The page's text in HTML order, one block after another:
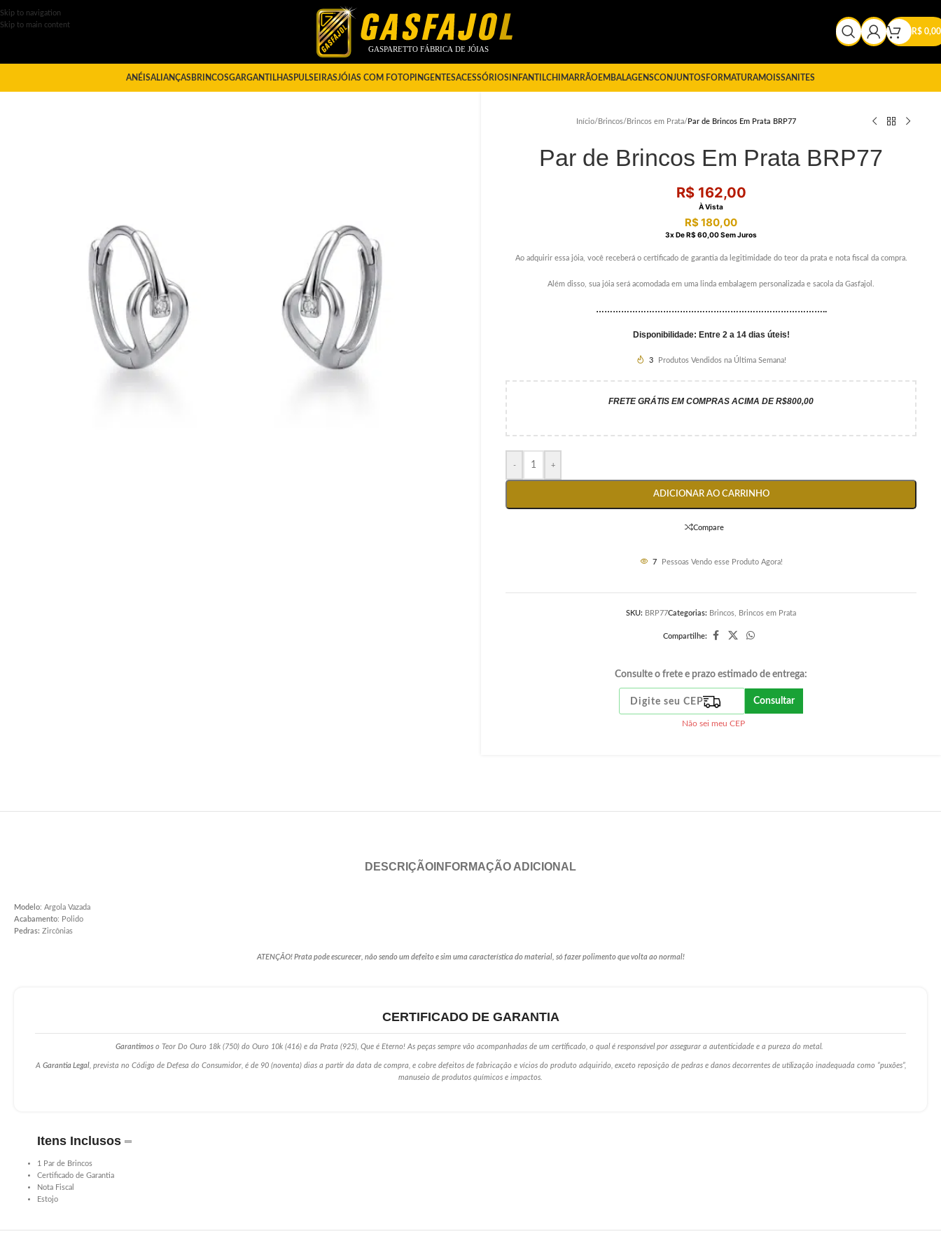
Skip to navigation
Skip to main content
R$ 0,00
ANÉISALIANÇAS BRINCOSGARGANTILHAS PULSEIRASJÓIAS COM FOTOPINGENTESACESSÓRIOS INFANTILCHIMARRÃOEMBALAGENSCONJUNTOS FORMATURAMOISSANITES
Início/ Brincos/ Brincos em Prata/ Par de Brincos Em Prata BRP77
Par de Brincos Em Prata BRP77
R$162,00
À Vista
R$180,00
3X DeR$ 60,00Sem Juros
Ao adquirir essa jóia, você receberá o certificado de garantia da legitimidade do teor da prata e nota fiscal da compra.
Além disso, sua jóia será acomodada em uma linda embalagem personalizada e sacola da Gasfajol.
………………………………………………………………………..
Disponibilidade: Entre 2 a 14 dias úteis!
3 Produtos Vendidos na Última Semana!
FRETE GRÁTIS EM COMPRAS ACIMA DE R$800,00
- +
ADICIONAR AO CARRINHO
Compare
7 Pessoas Vendo esse Produto Agora!
SKU: BRP77Categorias: Brincos Brincos em Prata
Compartilhe:
Consulte o frete e prazo estimado de entrega:
Consultar
Não sei meu CEP
DESCRIÇÃO INFORMAÇÃO ADICIONAL
Modelo: Argola Vazada
Acabamento: Polido
Pedras: Zircônias
ATENÇÃO! Prata pode escurecer, não sendo um defeito e sim uma característica do material, só fazer polimento que volta ao normal!
CERTIFICADO DE GARANTIA
Garantimos o Teor Do Ouro 18k (750) do Ouro 10k (416) e da Prata (925), Que é Eterno! As peças sempre vão acompanhadas de um certificado, o qual é responsável por assegurar a autenticidade e a pureza do metal.
A Garantia Legal, prevista no Código de Defesa do Consumidor, é de 90 (noventa) dias a partir da data de compra, e cobre defeitos de fabricação e vícios do produto adquirido, exceto reposição de pedras e danos decorrentes de utilização inadequada como ”puxões”,
manuseio de produtos químicos e impactos.
Itens Inclusos
1 Par de Brincos
Certificado de Garantia
Nota Fiscal
Estojo